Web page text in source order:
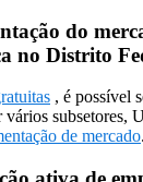
do
no Distrito
, é possível
subsetores,
de mercado.